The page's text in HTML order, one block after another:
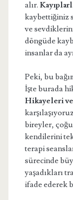
alır.
kaybettiğiniz
ve
döngüde
insanlar da
Peki, bu
İşte burada
Hikayeleri
bireyler,
kendilerini
terapi
sürecinde
yaşadıkları
ifade ederek